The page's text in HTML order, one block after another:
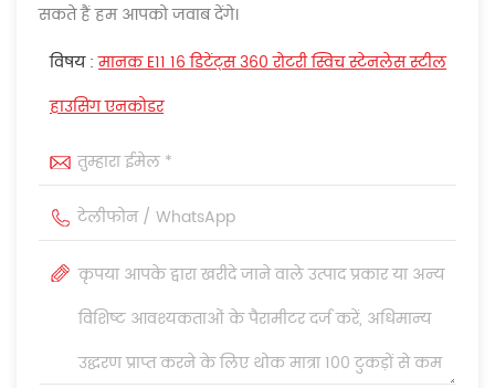
सकते हैं हम आपको जवाब देंगे।
विषय :मानक E11 16 डिटेंट्स 360 रोटरी स्विच स्टेनलेस स्टील
हाउसिंग एनकोडर